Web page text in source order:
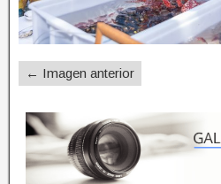
← Imagen anterior